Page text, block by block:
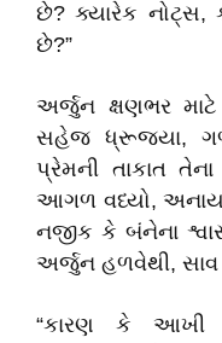
છે? ક્યારેક નોટ્સ,
છે?”
​અર્જુન ક્ષણભર
સહેજ ધ્રૂજ્યા,
પ્રેમની તાકાત
આગળ વધ્યો,
નજીક કે બંનેના
અર્જુન હળવેથી, સાવ
​“કારણ કે આખી